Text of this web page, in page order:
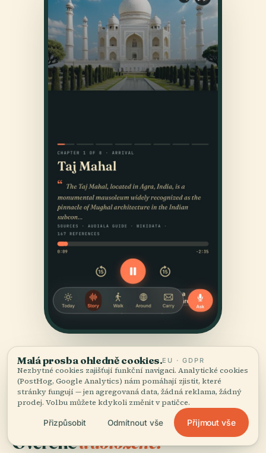
Ověřenéa doložené.
Malá prosba ohledně cookies.EU · GDPR
Nezbytné cookies zajišťují funkční navigaci. Analytické cookies
(PostHog, Google Analytics) nám pomáhají zjistit, které
stránky fungují — jen agregovaná data, žádná reklama, žádný
prodej. Volbu můžete kdykoli změnit v patičce.
Přizpůsobit Odmítnout vše Přijmout vše